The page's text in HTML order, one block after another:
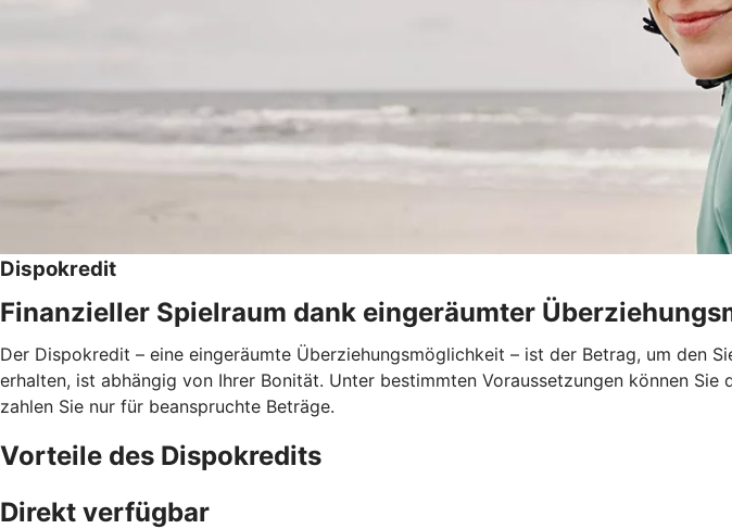
Dispokredit
Finanzieller Spielraum dank eingeräumter
Der Dispokredit – eine eingeräumte Überziehungsmöglichkeit – ist der Betrag, um den
erhalten, ist abhängig von Ihrer Bonität. Unter bestimmten Voraussetzungen können
zahlen Sie nur für beanspruchte Beträge.
Vorteile des Dispokredits
Direkt verfügbar